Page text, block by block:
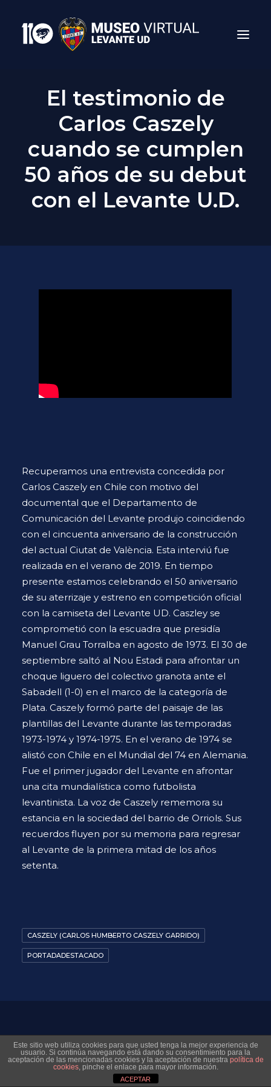
El testimonio de
Carlos Caszely
cuando se cumplen
50 años de su debut
con el Levante U.D.
Recuperamos una entrevista concedida por
Carlos Caszely en Chile con motivo del
documental que el Departamento de
Comunicación del Levante produjo coincidiendo
con el cincuenta aniversario de la construcción
del actual Ciutat de València. Esta interviú fue
realizada en el verano de 2019. En tiempo
presente estamos celebrando el 50 aniversario
de su aterrizaje y estreno en competición oficial
con la camiseta del Levante UD. Caszley se
comprometió con la escuadra que presidía
Manuel Grau Torralba en agosto de 1973. El 30 de
septiembre saltó al Nou Estadi para afrontar un
choque liguero del colectivo granota ante el
Sabadell (1-0) en el marco de la categoría de
Plata. Caszely formó parte del paisaje de las
plantillas del Levante durante las temporadas
1973-1974 y 1974-1975. En el verano de 1974 se
alistó con Chile en el Mundial del 74 en Alemania.
Fue el primer jugador del Levante en afrontar
una cita mundialística como futbolista
levantinista. La voz de Caszely rememora su
estancia en la sociedad del barrio de Orriols. Sus
recuerdos fluyen por su memoria para regresar
al Levante de la primera mitad de los años
setenta.
CASZELY (CARLOS HUMBERTO CASZELY GARRIDO)
PORTADADESTACADO
© 2026 Museo Virtual Levante UD. All rights reserved
Este sitio web utiliza cookies para que usted tenga la mejor experiencia de
usuario. Si continúa navegando está dando su consentimiento para la
aceptación de las mencionadas cookies y la aceptación de nuestra política de
cookies, pinche el enlace para mayor información.
ACEPTAR